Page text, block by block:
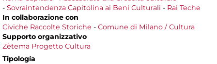
- Sovraintendenza Capitolina ai Beni Culturali - Rai Teche
In collaborazione con
Civiche Raccolte Storiche - Comune di Milano / Cultura
Supporto organizzativo
Zètema Progetto Cultura
Tipología